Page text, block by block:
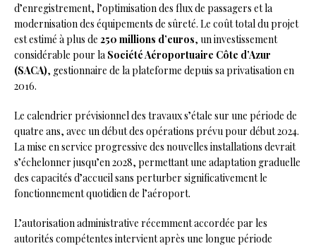
d’enregistrement, l’optimisation des flux de passagers et la
modernisation des équipements de sûreté. Le coût total du projet
est estimé à plus de 250 millions d’euros, un investissement
considérable pour la Société Aéroportuaire Côte d’Azur
(SACA), gestionnaire de la plateforme depuis sa privatisation en
2016.
Le calendrier prévisionnel des travaux s’étale sur une période de
quatre ans, avec un début des opérations prévu pour début 2024.
La mise en service progressive des nouvelles installations devrait
s’échelonner jusqu’en 2028, permettant une adaptation graduelle
des capacités d’accueil sans perturber significativement le
fonctionnement quotidien de l’aéroport.
L’autorisation administrative récemment accordée par les
autorités compétentes intervient après une longue période